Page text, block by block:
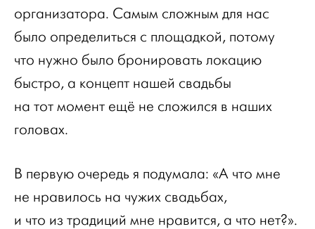
организатора. Самым сложным для нас
было определиться с площадкой, потому
что нужно было бронировать локацию
быстро, а концепт нашей свадьбы
на тот момент ещё не сложился в наших
головах.
В первую очередь я подумала: «А что мне
не нравилось на чужих свадьбах,
и что из традиций мне нравится, а что нет?».